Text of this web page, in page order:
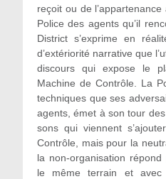
reçoit ou de
Police des agents qu’il
District s’exprime en
d’extériorité narrative que
discours qui expose le
Machine de Contrôle. La
techniques que ses
agents, émet à son tour
sons qui viennent
Contrôle, mais pour la
la non-organisation répond
le même terrain et